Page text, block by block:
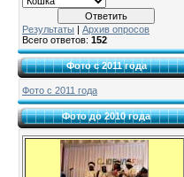
Результаты
Архив опросов
Всего ответов: 152
Фото с 2011 года
Фото с 2011 года
Фото до 2010 года